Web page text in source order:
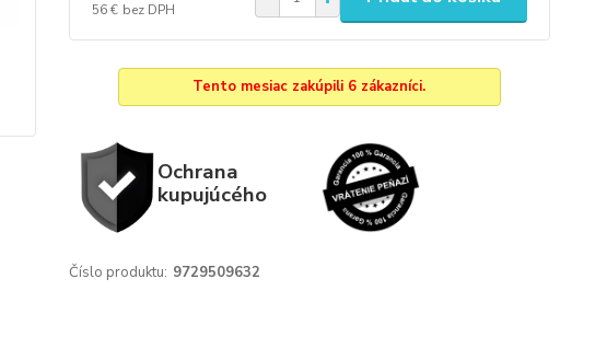
56 € bez DPH
Tento mesiac zakúpili 6 zákazníci.
Ochrana
kupujúcého
Číslo produktu: 9729509632